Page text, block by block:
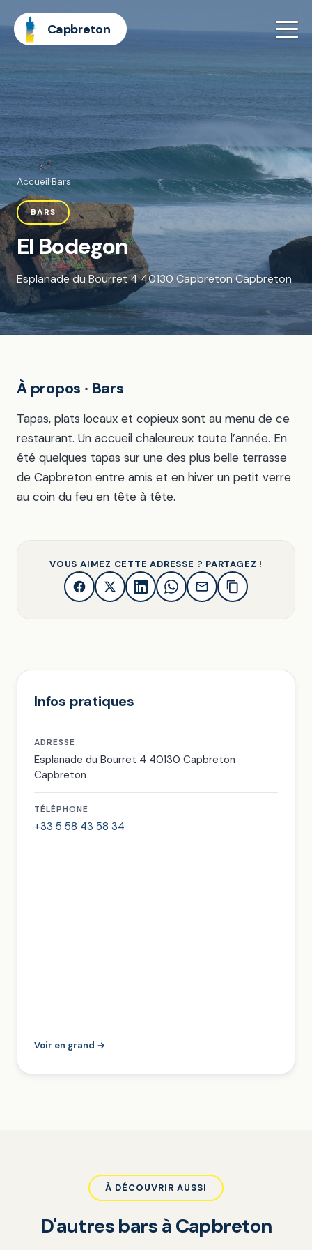
Capbreton
Accueil·Bars
BARS
El Bodegon
Esplanade du Bourret 4 40130 Capbreton Capbreton
À propos · Bars
Tapas, plats locaux et copieux sont au menu de ce
restaurant. Un accueil chaleureux toute l’année. En
été quelques tapas sur une des plus belle terrasse
de Capbreton entre amis et en hiver un petit verre
au coin du feu en tête à tête.
VOUS AIMEZ CETTE ADRESSE ? PARTAGEZ !
Infos pratiques
ADRESSE
Esplanade du Bourret 4 40130 Capbreton
Capbreton
TÉLÉPHONE
+33 5 58 43 58 34
Voir en grand →
À DÉCOUVRIR AUSSI
D'autres bars à Capbreton